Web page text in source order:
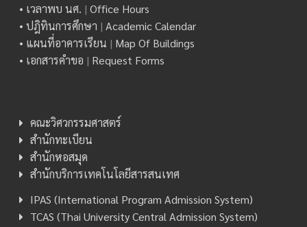
• เวลาพบ นศ. | Office Hours
• ปฎิทินการศึกษา | Academic Calendar
• แผนที่อาคารเรียน | Map Of Buildings
• เอกสารคำขอ | Request Forms
คณะวิศวกรรมศาสตร์
สำนักทะเบียน
สำนักหอสมุด
สำนักบริการเทคโนโลยีสารสนเทศ
IPAS (International Program Admission System)
TCAS (Thai University Central Admission System)